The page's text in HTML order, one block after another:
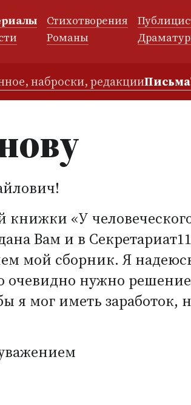
Стихотворения
Романы
наброски, редакцииПисьма
книжки «У
Вам и в
мой сборник. Я
очевидно нужно
я мог иметь заработок,